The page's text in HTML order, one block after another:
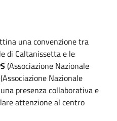
una convenzione tra
di Caltanissetta e le
(Associazione Nazionale
(Associazione Nazionale
presenza collaborativa e
attenzione al centro